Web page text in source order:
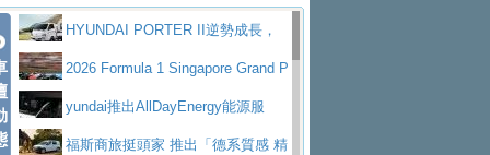
五位成員 全新 RANGE ROVER GT 預告登
場
造型華麗時尚、科技座艙再進化，P
eugeot 208小改款發表上市94.8萬起
突然滿天都是小星星！ 台灣賓士突
襲式宣告全新 GLB 第四季上市即日起接單1
98萬起
台灣僅此一台 ! ROYAL ENFIELD
SHOTGUN 650 x ROUGH CRAFTS 限量特
lari，0到100公里加速2.6秒、極速350公里
／小時
百年三叉戟傳奇再啟程 Maserati 重
返 1000 Miglia 傳承競速榮耀
法拉利首款純電跑車Luce亮相，最
大馬力超過1000匹並具備530公里最大續航
里程
小車大空間、座艙科技更先進，SK
ODA發表全新純電跨界休旅Eipq祭平民化車
賓士AMG.EA專屬平台首作，Merc
HYUNDAI PORTER II逆勢成長，
勇奪中型貨車銷售冠軍
2026 Formula 1 Singapore Grand P
rix 新加坡大獎賽 Audi 極速之旅開放報名
yundai推出AllDayEnergy能源服
務 讓電動車化身行動儲能系統
福斯商旅挺頭家 推出「德系質感 精